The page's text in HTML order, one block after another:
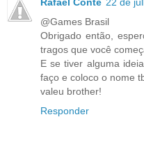
@Games Brasil
Obrigado então,
tragos que você
E se tiver alguma
faço e coloco o nome
valeu brother!
Responder